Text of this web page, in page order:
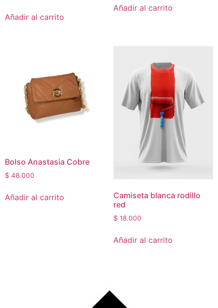
Añadir al carrito
Añadir al carrito
Bolso Anastasia Cobre
$ 48.000
Añadir al carrito
Camiseta blanca rodillo
red
$ 18.000
Añadir al carrito